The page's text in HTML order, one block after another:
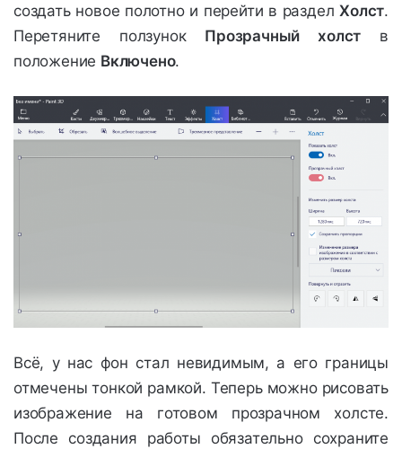
создать новое полотно и перейти в разделХолст.
Перетяните ползунок Прозрачный холст в
положение Включено.
Всё, у нас фон стал невидимым, а его границы
отмечены тонкой рамкой. Теперь можно рисовать
изображение на готовом прозрачном холсте.
После создания работы обязательно сохраните